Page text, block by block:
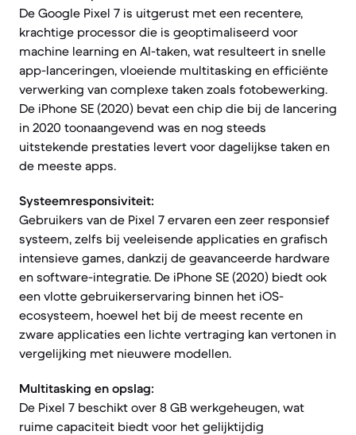
De Google Pixel 7 is uitgerust met een recentere,
krachtige processor die is geoptimaliseerd voor
machine learning en AI-taken, wat resulteert in snelle
app-lanceringen, vloeiende multitasking en efficiënte
verwerking van complexe taken zoals fotobewerking.
De iPhone SE (2020) bevat een chip die bij de lancering
in 2020 toonaangevend was en nog steeds
uitstekende prestaties levert voor dagelijkse taken en
de meeste apps.
Systeemresponsiviteit:
Gebruikers van de Pixel 7 ervaren een zeer responsief
systeem, zelfs bij veeleisende applicaties en grafisch
intensieve games, dankzij de geavanceerde hardware
en software-integratie. De iPhone SE (2020) biedt ook
een vlotte gebruikerservaring binnen het iOS-
ecosysteem, hoewel het bij de meest recente en
zware applicaties een lichte vertraging kan vertonen in
vergelijking met nieuwere modellen.
Multitasking en opslag:
De Pixel 7 beschikt over 8 GB werkgeheugen, wat
ruime capaciteit biedt voor het gelijktijdig